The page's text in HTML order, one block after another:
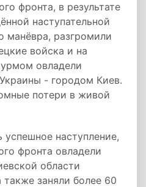
фронта, в результате
наступательной
манёвра, разгромили
войска и на
овладели
- городом Киев.
потери в живой
наступление,
фронта овладели
области
заняли более 60